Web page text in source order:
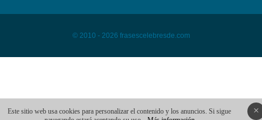
© 2010 - 2026 frasescelebresde.com
×
Este sitio web usa cookies para personalizar el contenido y los anuncios. Si sigue